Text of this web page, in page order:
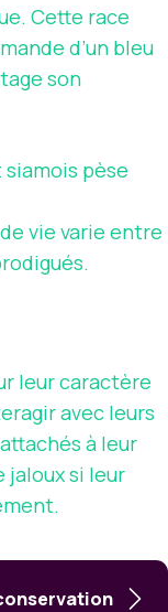
Cette race
d’un bleu
son
siamois pèse
vie varie entre
leur caractère
avec leurs
à leur
si leur